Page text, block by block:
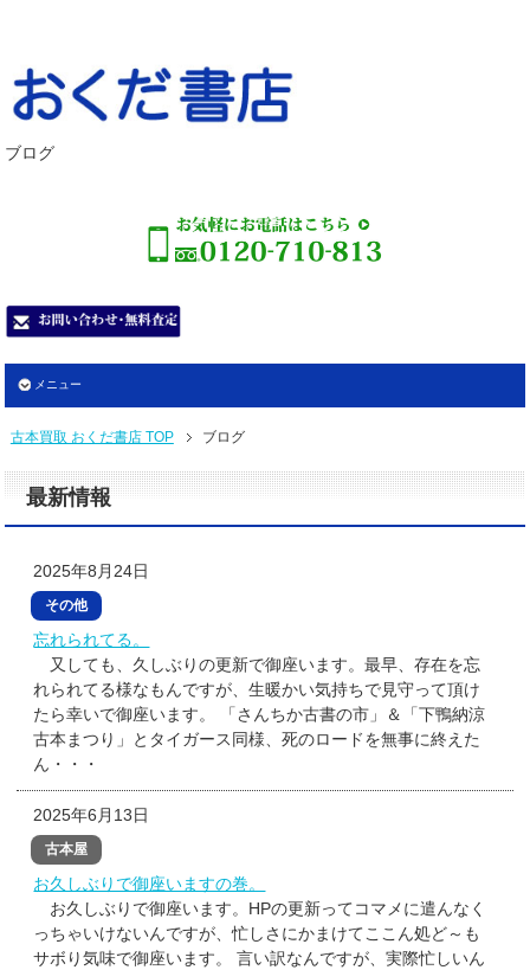
ブログ
メニュー
古本買取 おくだ書店 TOP ブログ
最新情報
2025年8月24日
その他
忘れられてる。
又しても、久しぶりの更新で御座います。最早、存在を忘
れられてる様なもんですが、生暖かい気持ちで見守って頂け
たら幸いで御座います。 「さんちか古書の市」＆「下鴨納涼
古本まつり」とタイガース同様、死のロードを無事に終えた
ん・・・
2025年6月13日
古本屋
お久しぶりで御座いますの巻。
お久しぶりで御座います。HPの更新ってコマメに遣んなく
っちゃいけないんですが、忙しさにかまけてここん処ど～も
サボり気味で御座います。 言い訳なんですが、実際忙しいん